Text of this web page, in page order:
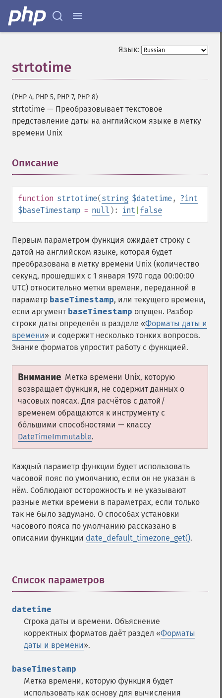
Язык:
strtotime
(PHP 4, PHP 5, PHP 7, PHP 8)
strtotime — Преобразовывает текстовое
представление даты на английском языке в метку
времени Unix
Описание
function strtotime(string $datetime, ?int
$baseTimestamp = null ): int false
Первым параметром функция ожидает строку с
датой на английском языке, которая будет
преобразована в метку времени Unix (количество
секунд, прошедших с 1 января 1970 года 00:00:00
UTC) относительно метки времени, переданной в
параметр baseTimestamp, или текущего времени,
если аргумент baseTimestamp опущен. Разбор
строки даты определён в разделе «Форматы даты и
времени» и содержит несколько тонких вопросов.
Знание форматов упростит работу с функцией.
Внимание Метка времени Unix, которую
возвращает функция, не содержит данных о
часовых поясах. Для расчётов с датой/
временем обращаются к инструменту с
бо́льшими способностями — классу
DateTimeImmutable.
Каждый параметр функции будет использовать
часовой пояс по умолчанию, если он не указан в
нём. Соблюдают осторожность и не указывают
разные метки времени в параметрах, если только
так не было задумано. О способах установки
часового пояса по умолчанию рассказано в
описании функции date_default_timezone_get().
Список параметров
datetime
Строка даты и времени. Объяснение
корректных форматов даёт раздел «Форматы
даты и времени».
baseTimestamp
Метка времени, которую функция будет
использовать как основу для вычисления